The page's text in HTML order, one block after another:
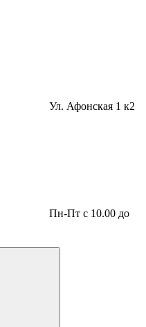
Ул. Афонская 1 к2
Пн-Пт с 10.00 до